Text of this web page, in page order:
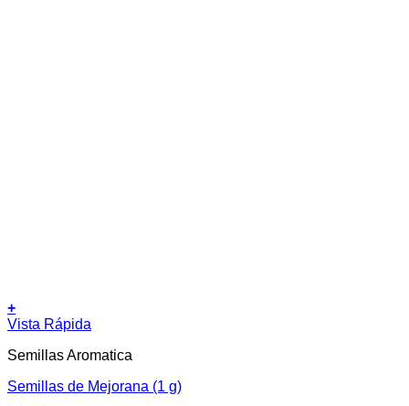
+
Vista Rápida
Semillas Aromatica
Semillas de Mejorana (1 g)